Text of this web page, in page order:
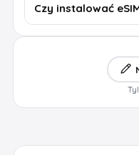
Czy instalować